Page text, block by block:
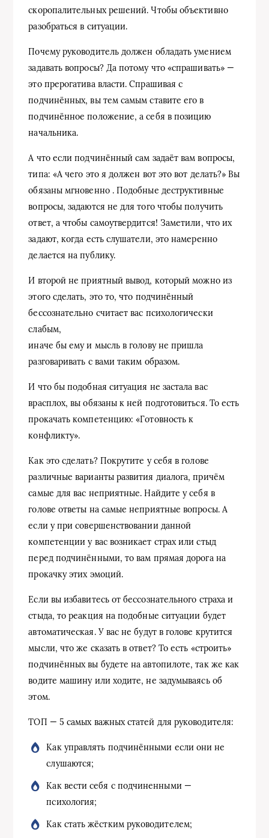
скоропалительных решений. Чтобы объективно
разобраться в ситуации.
Почему руководитель должен обладать умением
задавать вопросы? Да потому что «спрашивать» —
это прерогатива власти. Спрашивая с
подчинённых, вы тем самым ставите его в
подчинённое положение, а себя в позицию
начальника.
А что если подчинённый сам задаёт вам вопросы,
типа: «А чего это я должен вот это вот делать?» Вы
обязаны мгновенно . Подобные деструктивные
вопросы, задаются не для того чтобы получить
ответ, а чтобы самоутвердится! Заметили, что их
задают, когда есть слушатели, это намеренно
делается на публику.
И второй не приятный вывод, который можно из
этого сделать, это то, что подчинённый
бессознательно считает вас психологически
слабым,
иначе бы ему и мысль в голову не пришла
разговаривать с вами таким образом.
И что бы подобная ситуация не застала вас
врасплох, вы обязаны к ней подготовиться. То есть
прокачать компетенцию: «Готовность к
конфликту».
Как это сделать? Покрутите у себя в голове
различные варианты развития диалога, причём
самые для вас неприятные. Найдите у себя в
голове ответы на самые неприятные вопросы. А
если у при совершенствовании данной
компетенции у вас возникает страх или стыд
перед подчинёнными, то вам прямая дорога на
прокачку этих эмоций.
Если вы избавитесь от бессознательного страха и
стыда, то реакция на подобные ситуации будет
автоматическая. У вас не будут в голове крутится
мысли, что же сказать в ответ? То есть «строить»
подчинённых вы будете на автопилоте, так же как
водите машину или ходите, не задумываясь об
этом.
ТОП — 5 самых важных статей для руководителя:
Как управлять подчинёнными если они не
слушаются;
Как вести себя с подчиненными —
психология;
Как стать жёстким руководителем;